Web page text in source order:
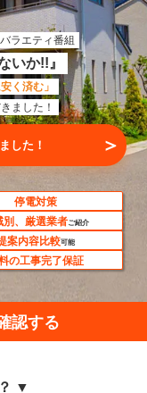
ラエティ番組
いか!!』
く済む」
ました！
る ＞
停電対策
別、厳選業者ご紹介
案内容比較可能
の工事完了保証
認する
▼